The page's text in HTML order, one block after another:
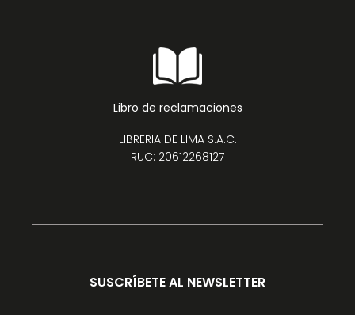
Libro de reclamaciones
LIBRERIA DE LIMA S.A.C.
RUC: 20612268127
SUSCRÍBETE AL NEWSLETTER